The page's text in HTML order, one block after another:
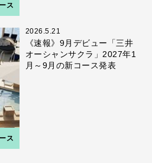
ス
ス
2026.5.21
《速報》9月デビュー「三井
オーシャンサクラ」2027年1
月～9月の新コース発表